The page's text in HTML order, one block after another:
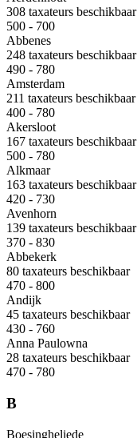
308 taxateurs beschikbaar
500 - 700
Abbenes
248 taxateurs beschikbaar
490 - 780
Amsterdam
211 taxateurs beschikbaar
400 - 780
Akersloot
167 taxateurs beschikbaar
500 - 780
Alkmaar
163 taxateurs beschikbaar
420 - 730
Avenhorn
139 taxateurs beschikbaar
370 - 830
Abbekerk
80 taxateurs beschikbaar
470 - 800
Andijk
45 taxateurs beschikbaar
430 - 760
Anna Paulowna
28 taxateurs beschikbaar
470 - 780
B
Boesingheliede